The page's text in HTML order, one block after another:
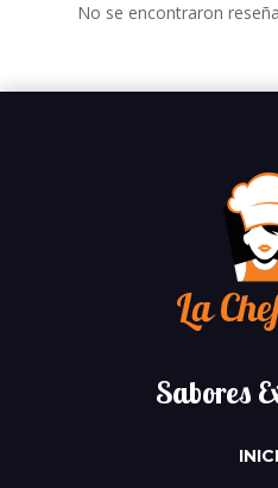
No se encontraron
Sabores